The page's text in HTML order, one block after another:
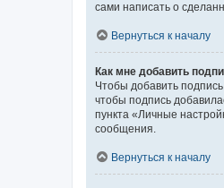
сами написать о
Вернуться к началу
Как мне добавить
Чтобы добавить
чтобы подпись
пункта «Личные
сообщения.
Вернуться к началу